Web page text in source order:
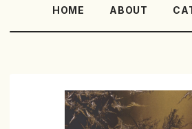
HOME ABOUT